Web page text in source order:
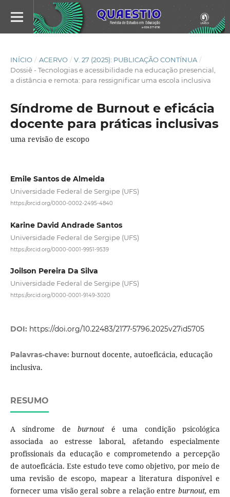
INÍCIO / ACERVO / V. 27 (2025): PUBLICAÇÃO CONTÍNUA /
Dossiê - Tecnologias e acessibilidade na educação presencial,
a distância e remota: para ressignificar uma escola inclusiva
Síndrome de Burnout e eficácia
docente para práticas inclusivas
uma revisão de escopo
Emile Santos de Almeida
Universidade Federal de Sergipe (UFS)
https://orcid.org/0000-0002-2495-4840
Karine David Andrade Santos
Universidade Federal de Sergipe (UFS)
https://orcid.org/0000-0001-9951-9539
Joilson Pereira Da Silva
Universidade Federal de Sergipe (UFS)
https://orcid.org/0000-0001-9149-3020
DOI: https://doi.org/10.22483/2177-5796.2025v27id5705
Palavras-chave: burnout docente, autoeficácia, educação
inclusiva.
RESUMO
A síndrome deburnout é uma condição psicológica
associada ao estresse laboral, afetando especialmente
profissionais da educação e comprometendo a percepção
de autoeficácia. Este estudo teve como objetivo, por meio de
uma revisão de escopo, mapear a literatura disponível e
fornecer uma visão geral sobre a relação entre burnout, em